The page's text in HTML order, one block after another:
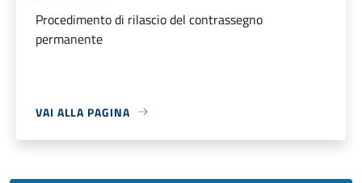
Procedimento di rilascio del contrassegno
permanente
VAI ALLA PAGINA